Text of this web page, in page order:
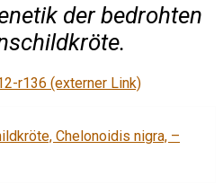
der bedrohten
r136 (externer Link)